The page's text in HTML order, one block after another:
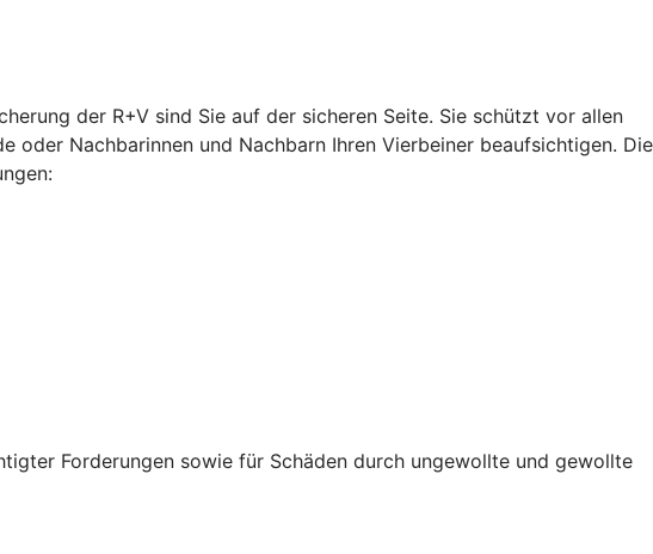
der R+V sind Sie auf der sicheren Seite. Sie schützt vor allen
oder Nachbarinnen und Nachbarn Ihren Vierbeiner beaufsichtigen. Die
Forderungen sowie für Schäden durch ungewollte und gewollte